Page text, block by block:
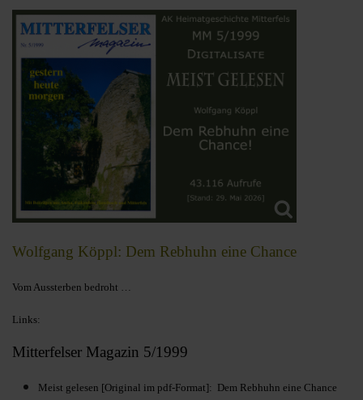
Wolfgang Köppl: Dem Rebhuhn eine Chance
Vom Aussterben bedroht …
Links:
Mitterfelser Magazin 5/1999
Meist gelesen [Original im pdf-Format]: Dem Rebhuhn eine Chance